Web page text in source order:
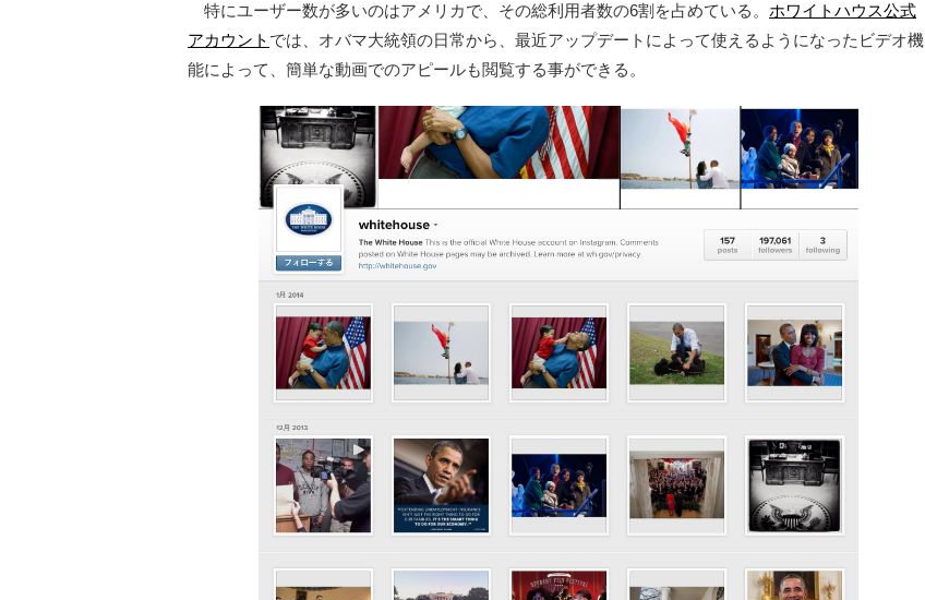
特にユーザー数が多いのはアメリカで、その総利用者数の6割を占めている。 ホワイトハウス公式
アカウント では、オバマ大統領の日常から、最近アップデートによって使えるようになったビデオ機
能によって、簡単な動画でのアピールも閲覧する事ができる。